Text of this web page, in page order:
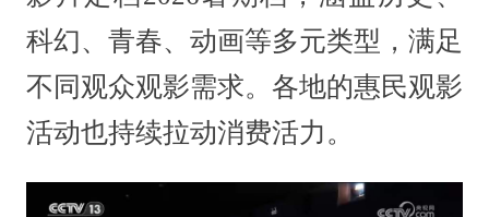
科幻、青春、动画等多元类型，满足
不同观众观影需求。各地的惠民观影
活动也持续拉动消费活力。